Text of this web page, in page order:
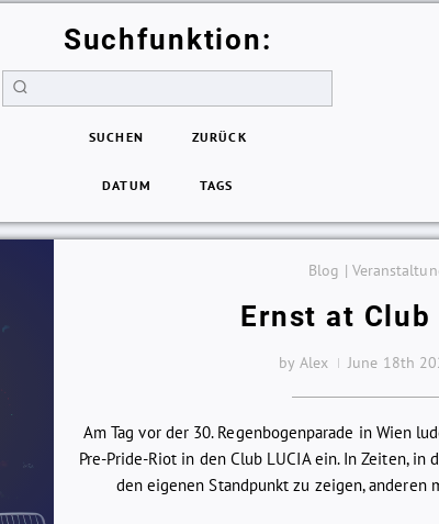
Suchfunktion:
SUCHEN ZURÜCK
DATUM TAGS
Blog |
Ernst at Club
by Alex June 18th
Am Tag vor der 30. Regenbogenparade in Wien
Pre-Pride-Riot in den Club LUCIA ein. In Zeiten,
den eigenen Standpunkt zu zeigen, anderen